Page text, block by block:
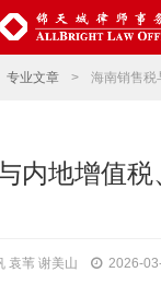
专业文章 > 海南销售税与
内地增值税
袁苇 谢美山 2026-